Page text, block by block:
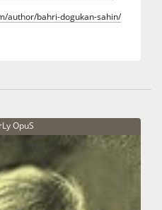
author/bahri-dogukan-sahin/
OpuS